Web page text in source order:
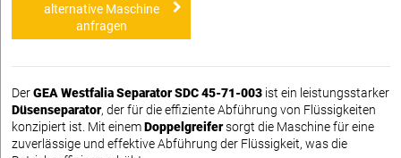
alternative Maschine
anfragen
DerGEA Westfalia Separator SDC 45-71-003 ist ein leistungsstarker
Düsenseparator, der für die effiziente Abführung von Flüssigkeiten
konzipiert ist. Mit einemDoppelgreifersorgt die Maschine für eine
zuverlässige und effektive Abführung der Flüssigkeit, was die